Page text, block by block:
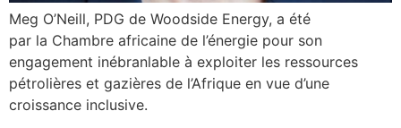
Meg O’Neill, PDG de Woodside Energy, a été
par la Chambre africaine de l’énergie pour son
engagement inébranlable à exploiter les ressources
pétrolières et gazières de l’Afrique en vue d’une
croissance inclusive.